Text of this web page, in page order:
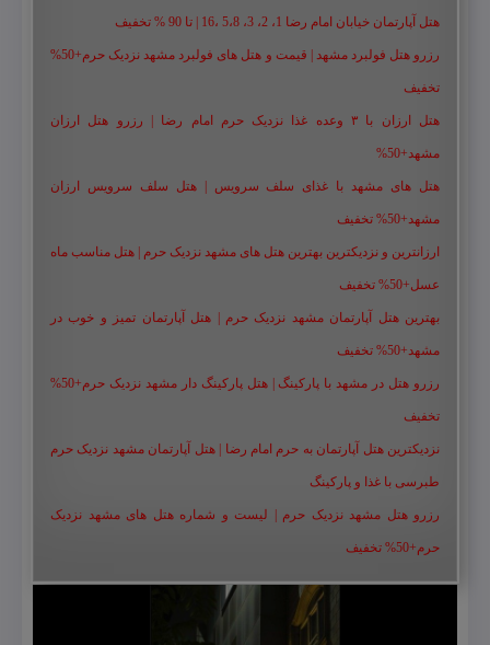
هتل آپارتمان خیابان امام رضا 1، 2، 3، 5،8 ،16 | تا 90 % تخفیف
رزرو هتل فولبرد مشهد | قیمت و هتل های فولبرد مشهد نزدیک حرم+50%
تخفیف
هتل ارزان با ۳ وعده غذا نزدیک حرم امام رضا | رزرو هتل ارزان
مشهد+50%
هتل های مشهد با غذای سلف سرویس | هتل سلف سرویس ارزان
مشهد+50% تخفیف
ارزانترین و نزدیکترین بهترین هتل های مشهد نزدیک حرم | هتل مناسب ماه
عسل+50% تخفیف
بهترین هتل آپارتمان مشهد نزدیک حرم | هتل آپارتمان تمیز و خوب در
مشهد+50% تخفیف
رزرو هتل در مشهد با پارکینگ | هتل پارکینگ دار مشهد نزدیک حرم+50%
تخفیف
نزدیکترین هتل آپارتمان به حرم امام رضا | هتل آپارتمان مشهد نزدیک حرم
طبرسی با غذا و پارکینگ
رزرو هتل مشهد نزدیک حرم | لیست و شماره هتل های مشهد نزدیک
حرم+50% تخفیف